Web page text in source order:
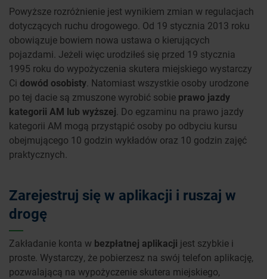
Powyższe rozróżnienie jest wynikiem zmian w regulacjach
dotyczących ruchu drogowego. Od 19 stycznia 2013 roku
obowiązuje bowiem nowa ustawa o kierujących
pojazdami. Jeżeli więc urodziłeś się przed 19 stycznia
1995 roku do wypożyczenia skutera miejskiego wystarczy
Ci dowód osobisty. Natomiast wszystkie osoby urodzone
po tej dacie są zmuszone wyrobić sobie prawo jazdy
kategorii AM lub wyższej. Do egzaminu na prawo jazdy
kategorii AM mogą przystąpić osoby po odbyciu kursu
obejmującego 10 godzin wykładów oraz 10 godzin zajęć
praktycznych.
Zarejestruj się w aplikacji i ruszaj w
drogę
Zakładanie konta w bezpłatnej aplikacji jest szybkie i
proste. Wystarczy, że pobierzesz na swój telefon aplikację,
pozwalającą na wypożyczenie skutera miejskiego,